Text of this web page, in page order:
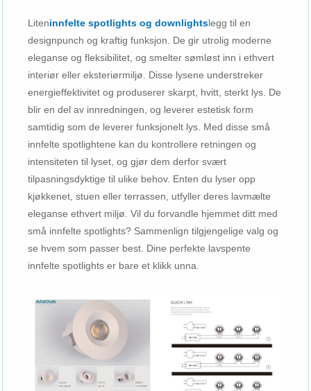
Liteninnfelte spotlights og downlightslegg til en
designpunch og kraftig funksjon. De gir utrolig moderne
eleganse og fleksibilitet, og smelter sømløst inn i ethvert
interiør eller eksteriørmiljø. Disse lysene understreker
energieffektivitet og produserer skarpt, hvitt, sterkt lys. De
blir en del av innredningen, og leverer estetisk form
samtidig som de leverer funksjonelt lys. Med disse små
innfelte spotlightene kan du kontrollere retningen og
intensiteten til lyset, og gjør dem derfor svært
tilpasningsdyktige til ulike behov. Enten du lyser opp
kjøkkenet, stuen eller terrassen, utfyller deres lavmælte
eleganse ethvert miljø. Vil du forvandle hjemmet ditt med
små innfelte spotlights? Sammenlign tilgjengelige valg og
se hvem som passer best. Dine perfekte lavspente
innfelte spotlights er bare et klikk unna.